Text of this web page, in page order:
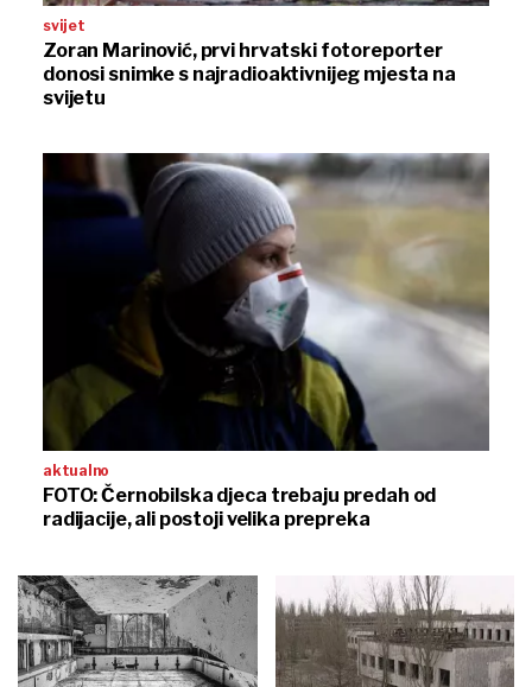
svijet
Zoran Marinović, prvi hrvatski fotoreporter
donosi snimke s najradioaktivnijeg mjesta na
svijetu
aktualno
FOTO: Černobilska djeca trebaju predah od
radijacije, ali postoji velika prepreka